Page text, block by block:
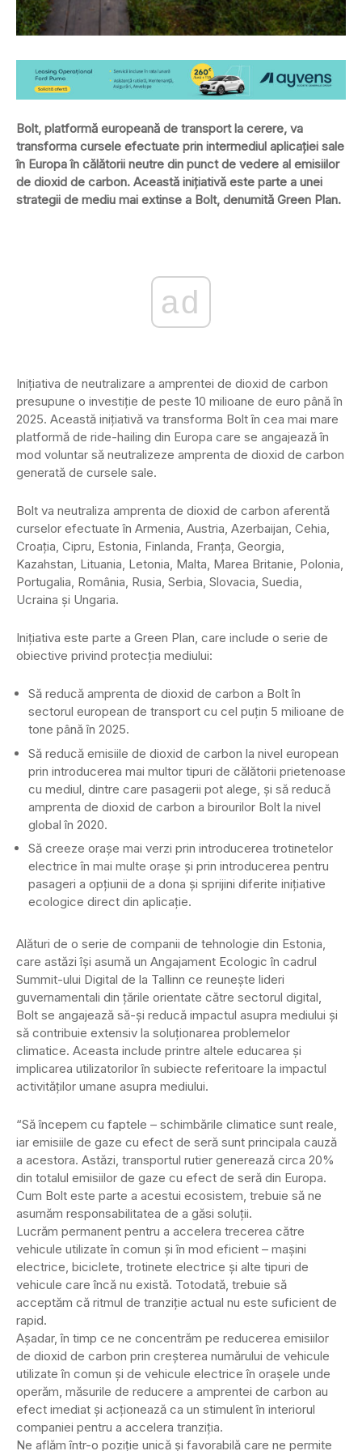
Bolt, platformă europeană de transport la cerere, va
transforma cursele efectuate prin intermediul aplicaţiei sale
în Europa în călătorii neutre din punct de vedere al emisiilor
de dioxid de carbon. Această iniţiativă este parte a unei
strategii de mediu mai extinse a Bolt, denumită Green Plan.
ad
Iniţiativa de neutralizare a amprentei de dioxid de carbon
presupune o investiţie de peste 10 milioane de euro până în
2025. Această iniţiativă va transforma Bolt în cea mai mare
platformă de ride-hailing din Europa care se angajează în
mod voluntar să neutralizeze amprenta de dioxid de carbon
generată de cursele sale.
Bolt va neutraliza amprenta de dioxid de carbon aferentă
curselor efectuate în Armenia, Austria, Azerbaijan, Cehia,
Croaţia, Cipru, Estonia, Finlanda, Franţa, Georgia,
Kazahstan, Lituania, Letonia, Malta, Marea Britanie, Polonia,
Portugalia, România, Rusia, Serbia, Slovacia, Suedia,
Ucraina şi Ungaria.
Iniţiativa este parte a Green Plan, care include o serie de
obiective privind protecţia mediului:
Să reducă amprenta de dioxid de carbon a Bolt în
sectorul european de transport cu cel puţin 5 milioane de
tone până în 2025.
Să reducă emisiile de dioxid de carbon la nivel european
prin introducerea mai multor tipuri de călătorii prietenoase
cu mediul, dintre care pasagerii pot alege, şi să reducă
amprenta de dioxid de carbon a birourilor Bolt la nivel
global în 2020.
Să creeze oraşe mai verzi prin introducerea trotinetelor
electrice în mai multe oraşe şi prin introducerea pentru
pasageri a opţiunii de a dona şi sprijini diferite iniţiative
ecologice direct din aplicaţie.
Alături de o serie de companii de tehnologie din Estonia,
care astăzi îşi asumă un Angajament Ecologic în cadrul
Summit-ului Digital de la Tallinn ce reuneşte lideri
guvernamentali din ţările orientate către sectorul digital,
Bolt se angajează să-şi reducă impactul asupra mediului şi
să contribuie extensiv la soluţionarea problemelor
climatice. Aceasta include printre altele educarea şi
implicarea utilizatorilor în subiecte referitoare la impactul
activităţilor umane asupra mediului.
“Să începem cu faptele – schimbările climatice sunt reale,
iar emisiile de gaze cu efect de seră sunt principala cauză
a acestora. Astăzi, transportul rutier generează circa 20%
din totalul emisiilor de gaze cu efect de seră din Europa.
Cum Bolt este parte a acestui ecosistem, trebuie să ne
asumăm responsabilitatea de a găsi soluţii.
Lucrăm permanent pentru a accelera trecerea către
vehicule utilizate în comun şi în mod eficient – maşini
electrice, biciclete, trotinete electrice şi alte tipuri de
vehicule care încă nu există. Totodată, trebuie să
acceptăm că ritmul de tranziţie actual nu este suficient de
rapid.
Aşadar, în timp ce ne concentrăm pe reducerea emisiilor
de dioxid de carbon prin creşterea numărului de vehicule
utilizate în comun şi de vehicule electrice în oraşele unde
operăm, măsurile de reducere a amprentei de carbon au
efect imediat şi acţionează ca un stimulent în interiorul
companiei pentru a accelera tranziţia.
Ne aflăm într-o poziţie unică şi favorabilă care ne permite